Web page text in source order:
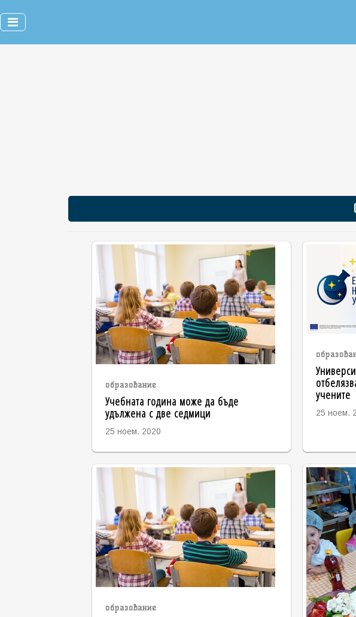
образование
Учебната година може да бъде
удължена с две седмици
25 ноем. 2020
учените
25 ноем.
образование